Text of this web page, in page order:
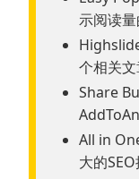
示阅读量
个相关文
Share
All in
大的SEO